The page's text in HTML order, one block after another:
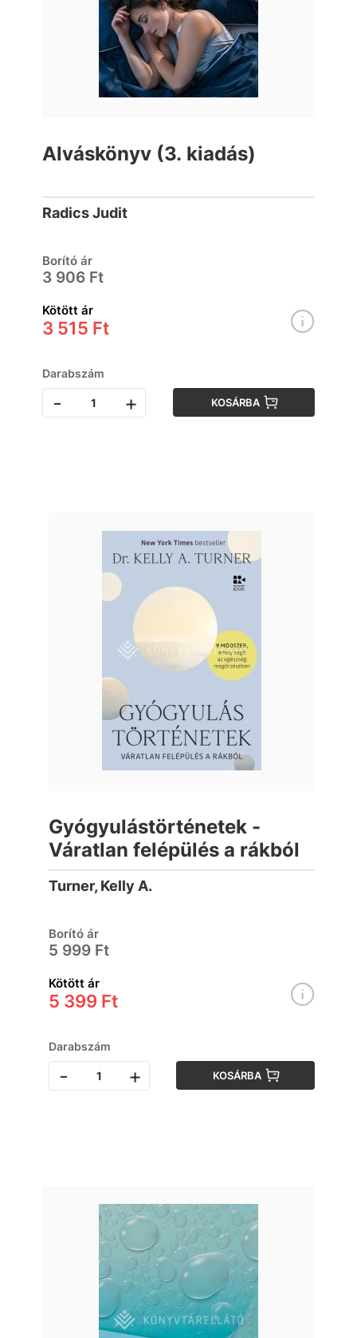
Alváskönyv (3. kiadás)
Radics Judit
Borító ár
3 906 Ft
Kötött ár
3 515 Ft
Darabszám
- + KOSÁRBA
Gyógyulástörténetek -
Váratlan felépülés a rákból
Turner, Kelly A.
Borító ár
5 999 Ft
Kötött ár
5 399 Ft
Darabszám
- + KOSÁRBA